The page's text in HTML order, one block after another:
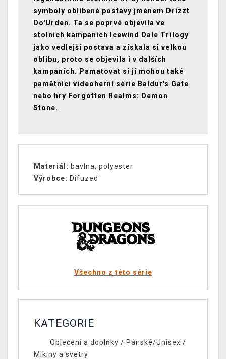
symboly oblíbené postavy jménem Drizzt
Do'Urden. Ta se poprvé objevila ve
stolních kampaních Icewind Dale Trilogy
jako vedlejší postava a získala si velkou
oblibu, proto se objevila i v dalších
kampaních. Pamatovat si jí mohou také
pamětníci videoherní série Baldur's Gate
nebo hry Forgotten Realms: Demon
Stone.
Materiál: bavlna, polyester
Výrobce: Difuzed
Všechno z této série
KATEGORIE
Oblečení a doplňky / Pánské/Unisex /
Mikiny a svetry